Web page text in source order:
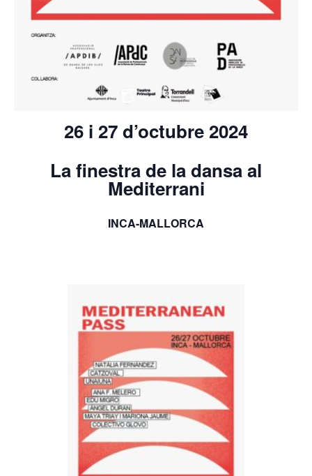
26 i 27 d’octubre 2024
La finestra de la dansa al
Mediterrani
INCA-MALLORCA